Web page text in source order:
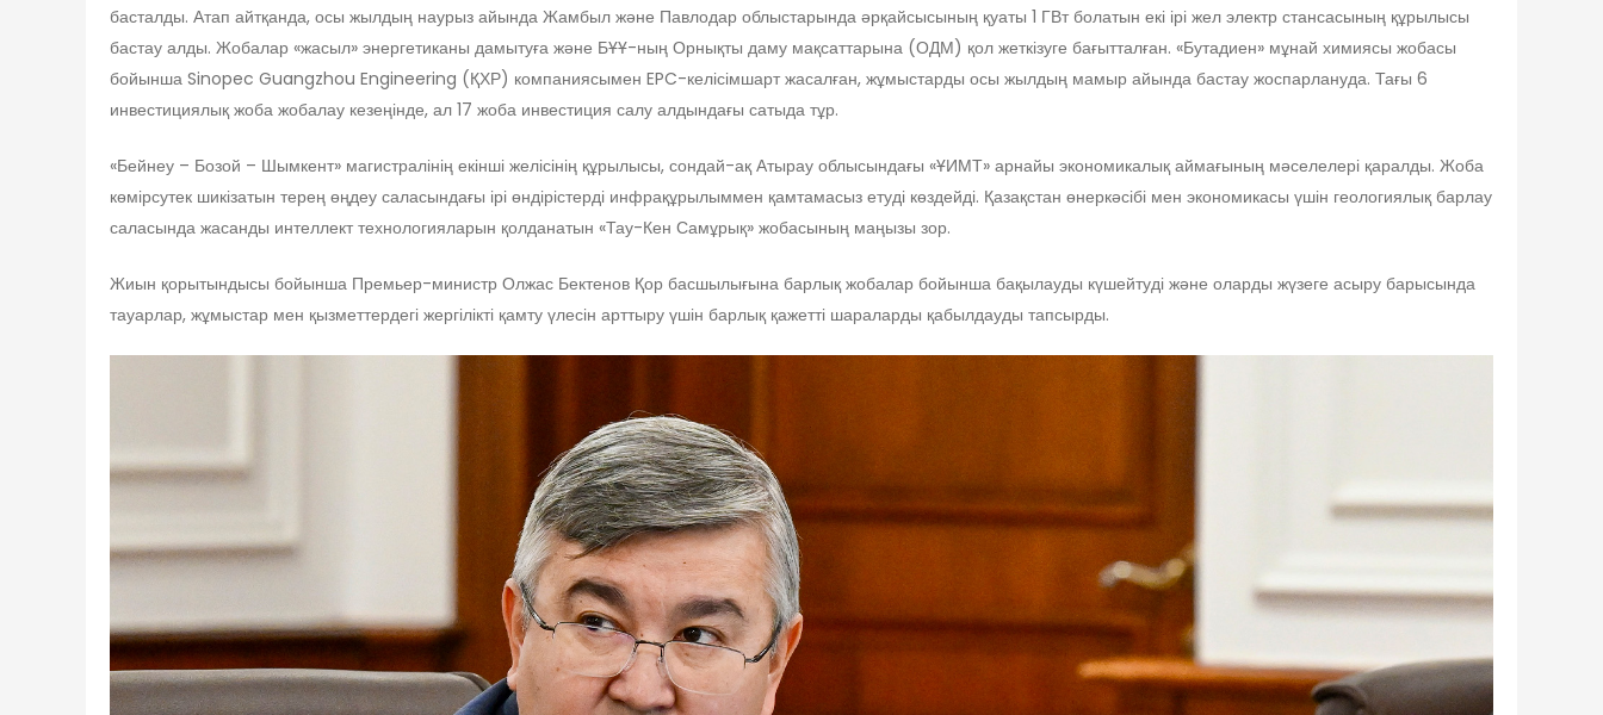
басталды. Атап айтқанда, осы жылдың наурыз айында Жамбыл және Павлодар облыстарында әрқайсысының қуаты 1 ГВт болатын екі ірі жел электр стансасының құрылысы
бастау алды. Жобалар «жасыл» энергетиканы дамытуға және БҰҰ-ның Орнықты даму мақсаттарына (ОДМ) қол жеткізуге бағытталған. «Бутадиен» мұнай химиясы жобасы
бойынша Sinopec Guangzhou Engineering (ҚХР) компаниясымен EPC-келісімшарт жасалған, жұмыстарды осы жылдың мамыр айында бастау жоспарлануда. Тағы 6
инвестициялық жоба жобалау кезеңінде, ал 17 жоба инвестиция салу алдындағы сатыда тұр.
«Бейнеу – Бозой – Шымкент» магистралінің екінші желісінің құрылысы, сондай-ақ Атырау облысындағы «ҰИМТ» арнайы экономикалық аймағының мәселелері қаралды. Жоба
көмірсутек шикізатын терең өңдеу саласындағы ірі өндірістерді инфрақұрылыммен қамтамасыз етуді көздейді. Қазақстан өнеркәсібі мен экономикасы үшін геологиялық барлау
саласында жасанды интеллект технологияларын қолданатын «Тау-Кен Самұрық» жобасының маңызы зор.
Жиын қорытындысы бойынша Премьер-министр Олжас Бектенов Қор басшылығына барлық жобалар бойынша бақылауды күшейтуді және оларды жүзеге асыру барысында
тауарлар, жұмыстар мен қызметтердегі жергілікті қамту үлесін арттыру үшін барлық қажетті шараларды қабылдауды тапсырды.